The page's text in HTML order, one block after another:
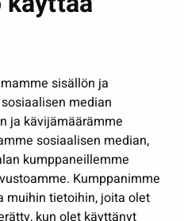
sisällön ja
median
ja kävijämäärämme
sosiaalisen median,
kumppaneillemme
Kumppanimme
muihin tietoihin, joita olet
kun olet käyttänyt